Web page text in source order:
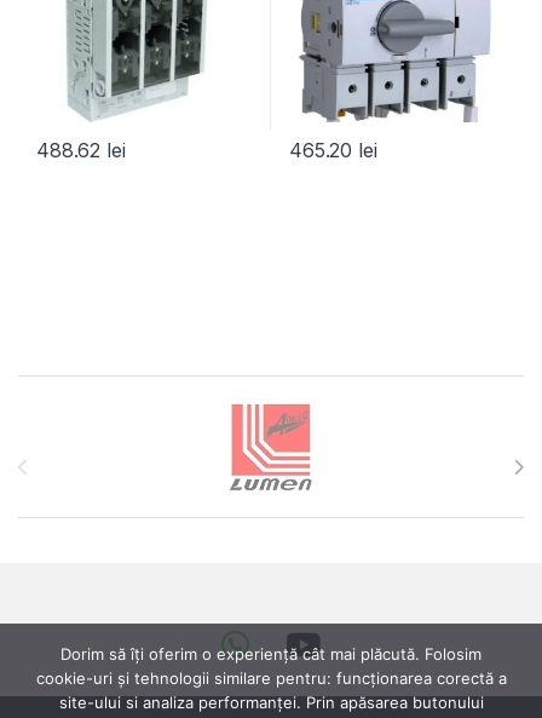
488.62 lei 465.20 lei
Dorim să îți oferim o experiență cât mai plăcută. Folosim
cookie-uri și tehnologii similare pentru: funcționarea corectă a
site-ului si analiza performanței. Prin apăsarea butonului